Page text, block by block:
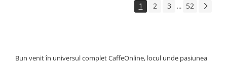
1 2 3 ... 52
Bun venit în universul complet CaffeOnline, locul unde pasiunea